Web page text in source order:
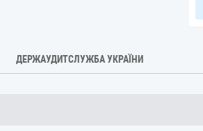
ДЕРЖАУДИТСЛУЖБА УКРАЇНИ